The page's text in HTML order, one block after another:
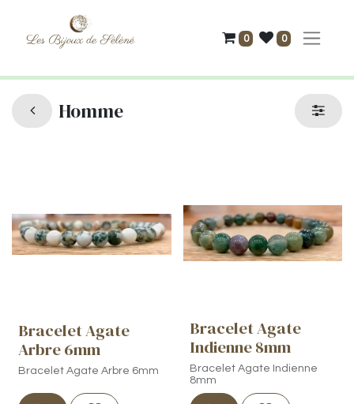
0 0
Homme
Bracelet Agate
Arbre 6mm
Bracelet Agate Arbre 6mm
Bracelet Agate
Indienne 8mm
Bracelet Agate Indienne
8mm